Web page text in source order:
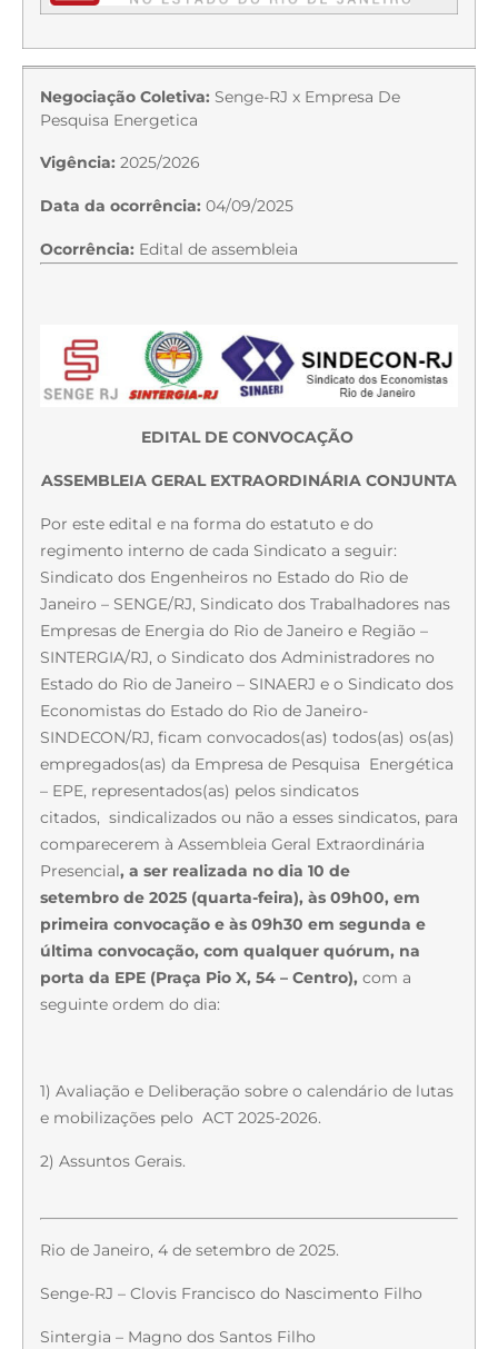
Negociação Coletiva: Senge-RJ x Empresa De
Pesquisa Energetica
Vigência: 2025/2026
Data da ocorrência: 04/09/2025
Ocorrência: Edital de assembleia
EDITAL DE CONVOCAÇÃO
ASSEMBLEIA GERAL EXTRAORDINÁRIA CONJUNTA
Por este edital e na forma do estatuto e do
regimento interno de cada Sindicato a seguir:
Sindicato dos Engenheiros no Estado do Rio de
Janeiro – SENGE/RJ, Sindicato dos Trabalhadores nas
Empresas de Energia do Rio de Janeiro e Região –
SINTERGIA/RJ, o Sindicato dos Administradores no
Estado do Rio de Janeiro – SINAERJ e o Sindicato dos
Economistas do Estado do Rio de Janeiro-
SINDECON/RJ, ficam convocados(as) todos(as) os(as)
empregados(as) da Empresa de Pesquisa Energética
– EPE, representados(as) pelos sindicatos
citados, sindicalizados ou não a esses sindicatos, para
comparecerem à Assembleia Geral Extraordinária
Presencial, a ser realizada no dia 10 de
setembro de 2025 (quarta-feira), às 09h00, em
primeira convocação e às 09h30 em segunda e
última convocação, com qualquer quórum, na
porta da EPE (Praça Pio X, 54 – Centro), com a
seguinte ordem do dia:
1) Avaliação e Deliberação sobre o calendário de lutas
e mobilizações pelo ACT 2025-2026.
2) Assuntos Gerais.
Rio de Janeiro, 4 de setembro de 2025.
Senge-RJ – Clovis Francisco do Nascimento Filho
Sintergia – Magno dos Santos Filho